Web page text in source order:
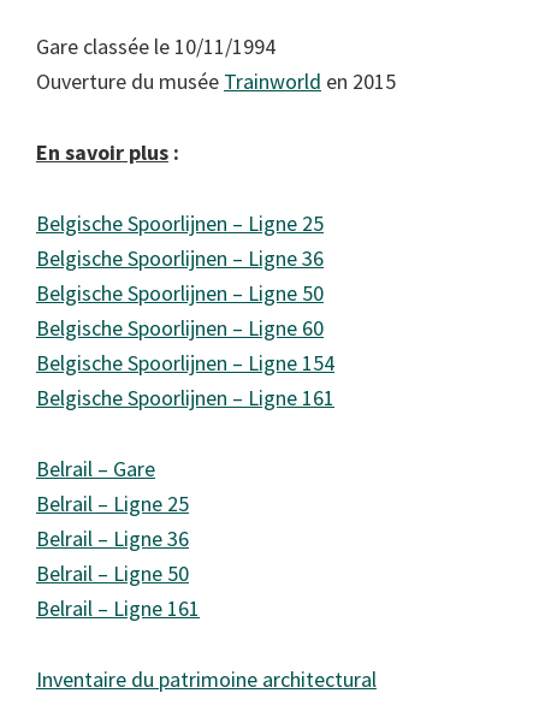
Gare classée le 10/11/1994
Ouverture du musée Trainworld en 2015
En savoir plus :
Belgische Spoorlijnen – Ligne 25
Belgische Spoorlijnen – Ligne 36
Belgische Spoorlijnen – Ligne 50
Belgische Spoorlijnen – Ligne 60
Belgische Spoorlijnen – Ligne 154
Belgische Spoorlijnen – Ligne 161
Belrail – Gare
Belrail – Ligne 25
Belrail – Ligne 36
Belrail – Ligne 50
Belrail – Ligne 161
Inventaire du patrimoine architectural